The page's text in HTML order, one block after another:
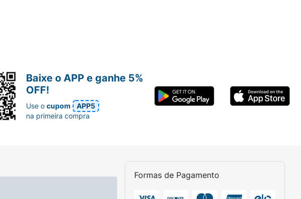
Formas de Pagamento
Baixe o APP e ganhe 5%
OFF!
Use ocupom
APP5
na primeira compra